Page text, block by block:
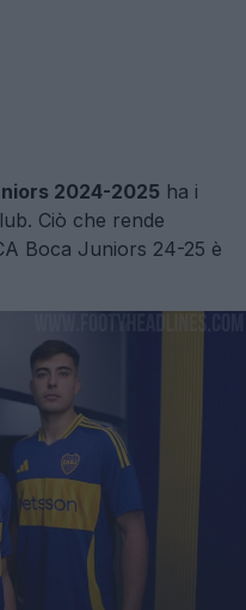
2024-2025 ha i
Ciò che rende
Boca Juniors 24-25 è